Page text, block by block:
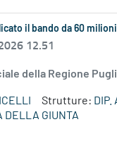
il bando da 60
12.51
della Regione
Strutture: DIP.
DELLA GIUNTA